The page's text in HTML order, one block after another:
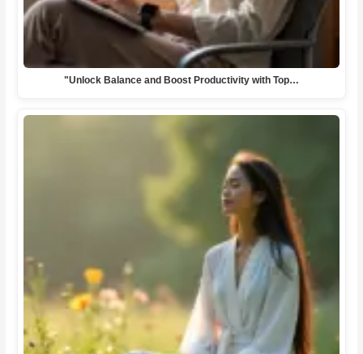
"Unlock Balance and Boost Productivity with Top…